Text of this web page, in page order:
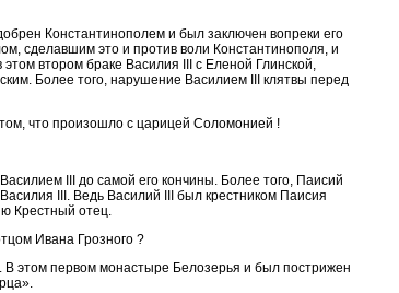
Константинополем и был заключен вопреки его
сделавшим это и против воли Константинополя, и
втором браке Василия III c Еленой Глинской,
Более того, нарушение Василием III клятвы перед
что произошло с царицей Соломонией !
III до самой его кончины. Более того, Паисий
III. Ведь Василий III был крестником Паисия
Крестный отец.
Ивана Грозного ?
этом первом монастыре Белозерья и был пострижен